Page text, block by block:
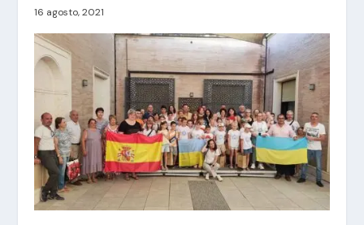
16 agosto, 2021